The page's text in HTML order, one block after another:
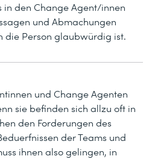
in den Change Agent/innen
und Abmachungen
die Person glaubwürdig ist.
und Change Agenten
sie befinden sich allzu oft in
den Forderungen des
der Teams und
ihnen also gelingen, in